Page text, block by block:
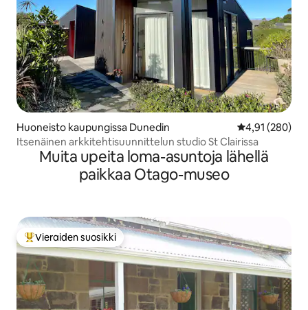
Huoneisto kaupungissa Dunedin
4,91 (280)
Itsenäinen arkkitehtisuunnittelun studio St Clairissa
Muita upeita loma-asuntoja lähellä
paikkaa Otago-museo
Vieraiden suosikkien parhaimmistoa
Vieraiden suosikki